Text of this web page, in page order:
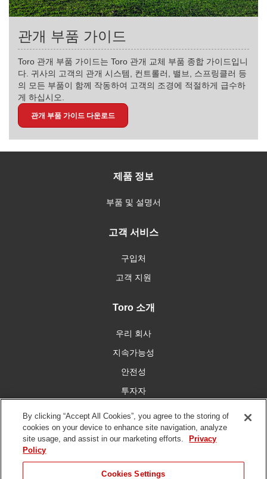
관개 부품 가이드
Toro 관개 부품 가이드는 Toro 관개 교체 부품 종합 가이드입니
다. 귀사의 고객의 관개 시스템, 컨트롤러, 밸브, 스프링클러 등
의 모든 부품이 함께 작동하여 고객의 조경에 적절하게 급수하
게 하십시오.
관개 부품 가이드 다운로드
제품 정보
부품 및 설명서
고객 서비스
구입처
고객 지원
Toro 소개
우리 회사
지속가능성
안전성
투자자
우리와 함께 연결
By clicking “Accept All Cookies”, you agree to the storing of
cookies on your device to enhance site navigation, analyze
site usage, and assist in our marketing efforts.
Privacy
Policy
Cookies Settings